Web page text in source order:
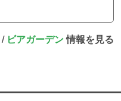
/ ビアガーデン情報を見る